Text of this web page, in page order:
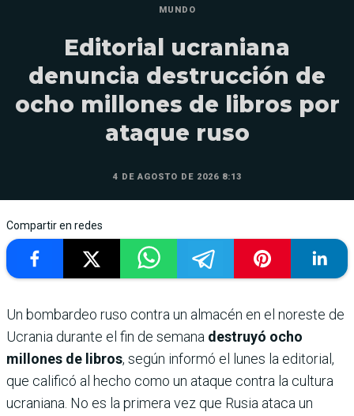
MUNDO
Editorial ucraniana
denuncia destrucción de
ocho millones de libros por
ataque ruso
4 DE AGOSTO DE 2026 8:13
Compartir en redes
Un bombardeo ruso contra un almacén en el noreste de
Ucrania durante el fin de semana destruyó ocho
millones de libros, según informó el lunes la editorial,
que calificó al hecho como un ataque contra la cultura
ucraniana. No es la primera vez que Rusia ataca un